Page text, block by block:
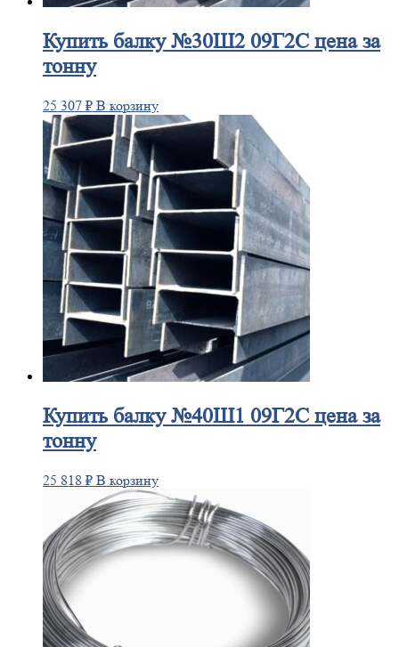
Купитьбалку №30Ш2 09Г2С цена за
тонну
25 307 ₽ В корзину
Купитьбалку №40Ш1 09Г2С цена за
тонну
25 818 ₽ В корзину